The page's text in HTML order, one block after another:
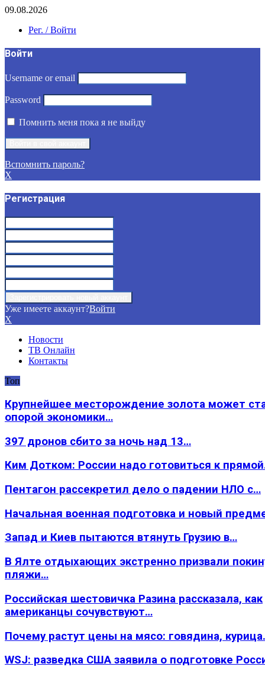
09.08.2026
Рег. / Войти
Войти
Username or email
Password
Помнить меня пока я не выйду
Вспомнить пароль?
X
Регистрация
Уже имеете аккаунт?Войти
X
Новости
ТВ Онлайн
Контакты
Топ
Крупнейшее месторождение золота может
опорой экономики…
397 дронов сбито за ночь над 13…
Ким Дотком: России надо готовиться к
Пентагон рассекретил дело о падении НЛО с…
Начальная военная подготовка и новый
Запад и Киев пытаются втянуть Грузию в…
В Ялте отдыхающих экстренно призвали
пляжи…
Российская шестовичка Разина рассказала, как
американцы сочувствуют…
Почему растут цены на мясо: говядина,
WSJ: разведка США заявила о подготовке